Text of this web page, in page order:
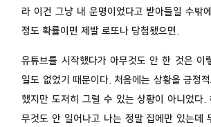
라 이건 그냥 내 운명이었다고 받아들일 수밖
정도 확률이면 제발 로또나 당첨됐으면.
유튜브를 시작했다가 아무것도 안 한 것은 이
일도 없었기 때문이다. 처음에는 상황을 긍정
했지만 도저히 그럴 수 있는 상황이 아니었다.
무것도 안 일어나고 나는 정말 집에만 있는데